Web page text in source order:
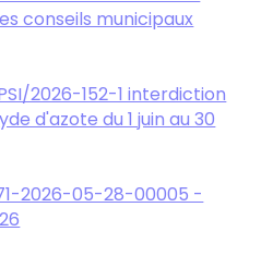
conseils municipaux
2026-152-1 interdiction
d'azote du 1 juin au 30
2026-05-28-00005 -